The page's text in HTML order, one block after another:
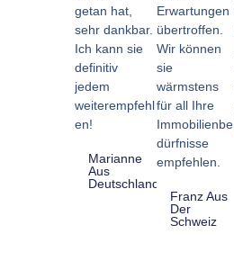
getan hat,
sehr dankbar.
Ich kann sie
definitiv
jedem
weiterempfehl
en!
Marianne
Aus
Deutschland
Erwartungen
übertroffen.
Wir können
sie
wärmstens
für all Ihre
Immobilienbe
dürfnisse
empfehlen.
Franz Aus
Der
Schweiz